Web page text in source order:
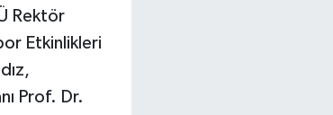
Rektör
Etkinlikleri
Prof. Dr.